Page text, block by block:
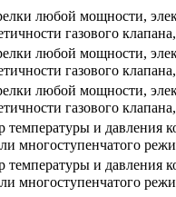
любой мощности,
газового
любой мощности,
газового
любой мощности,
газового
и давления
многоступенчатого
и давления
многоступенчатого